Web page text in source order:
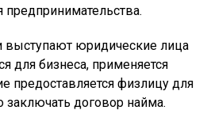
предпринимательства.
выступают юридические лица
для бизнеса, применяется
предоставляется физлицу для
заключать договор найма.